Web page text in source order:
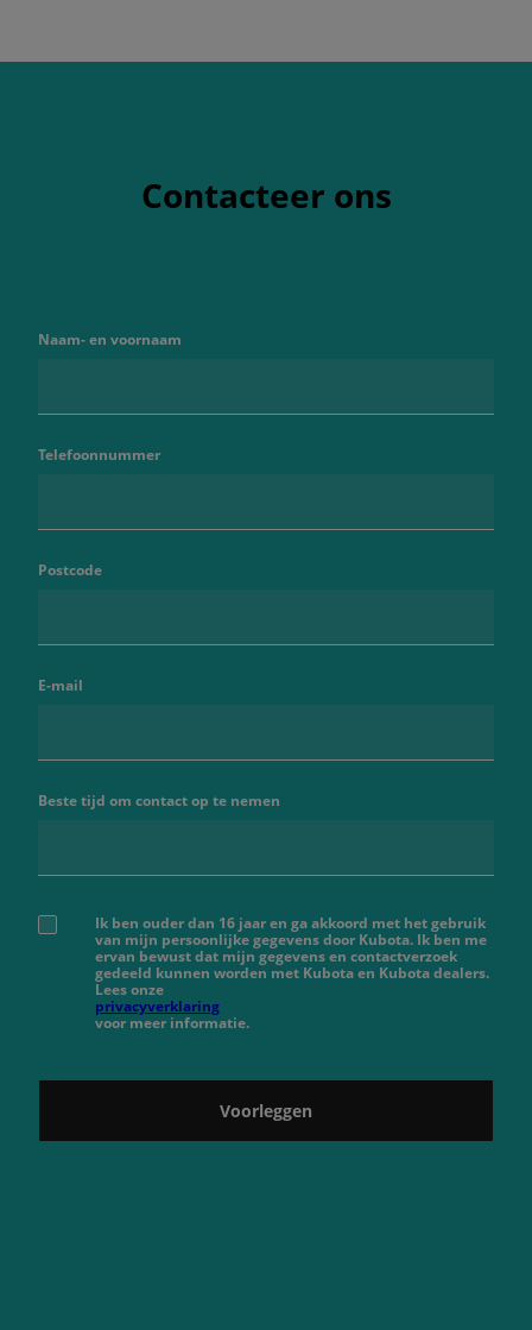
Contacteer ons
Naam- en voornaam
Telefoonnummer
Postcode
E-mail
Beste tijd om contact op te nemen
Ik ben ouder dan 16 jaar en ga akkoord met het gebruik
van mijn persoonlijke gegevens door Kubota. Ik ben me
ervan bewust dat mijn gegevens en contactverzoek
gedeeld kunnen worden met Kubota en Kubota dealers.
Lees onze
privacyverklaring
voor meer informatie.
Voorleggen